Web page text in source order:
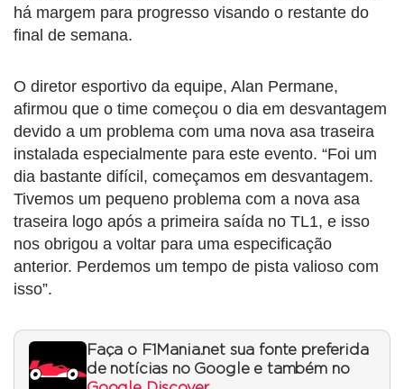
há margem para progresso visando o restante do
final de semana.
O diretor esportivo da equipe, Alan Permane,
afirmou que o time começou o dia em desvantagem
devido a um problema com uma nova asa traseira
instalada especialmente para este evento. “Foi um
dia bastante difícil, começamos em desvantagem.
Tivemos um pequeno problema com a nova asa
traseira logo após a primeira saída no TL1, e isso
nos obrigou a voltar para uma especificação
anterior. Perdemos um tempo de pista valioso com
isso”.
Faça o F1Mania.net sua fonte preferida
de notícias no Google e também no